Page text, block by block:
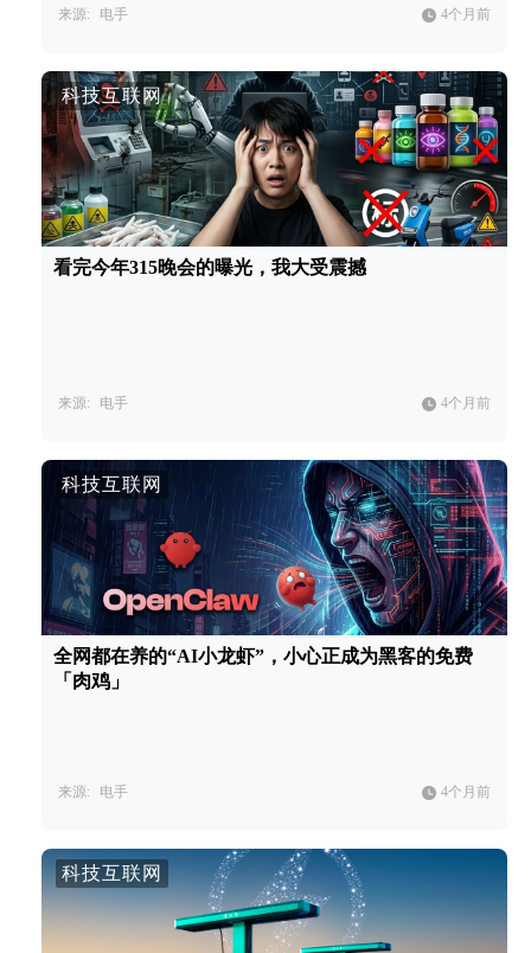
来源: 电手 4个月前
科技互联网
看完今年315晚会的曝光，我大受震撼
来源: 电手 4个月前
科技互联网
全网都在养的“AI小龙虾”，小心正成为黑客的免费
「肉鸡」
来源: 电手 4个月前
科技互联网